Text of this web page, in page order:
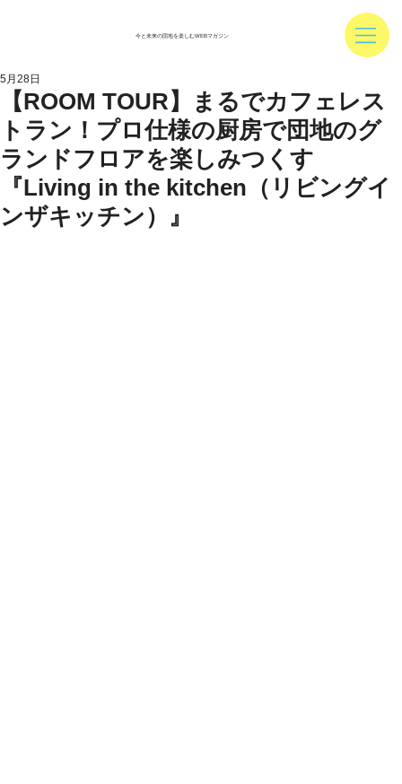
今と未来の団地を楽しむWEBマガジン
【ROOM TOUR】まるでカフェレス
トラン！プロ仕様の厨房で団地のグ
ランドフロアを楽しみつくす
『Living in the kitchen（リビングイ
ンザキッチン）』
5月28日